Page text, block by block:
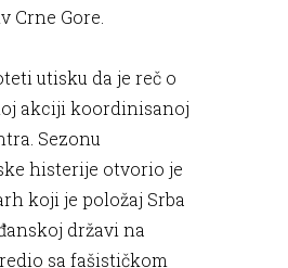
Crne Gore.
utisku da je reč o
akciji koordinisanoj
Sezonu
histerije otvorio je
koji je položaj Srba
državi na
sa fašističkom